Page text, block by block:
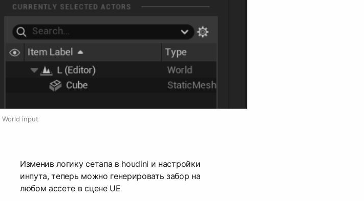
World input
Изменив логику сетапа в houdini и настройки
инпута, теперь можно генерировать забор на
любом ассете в сцене UE